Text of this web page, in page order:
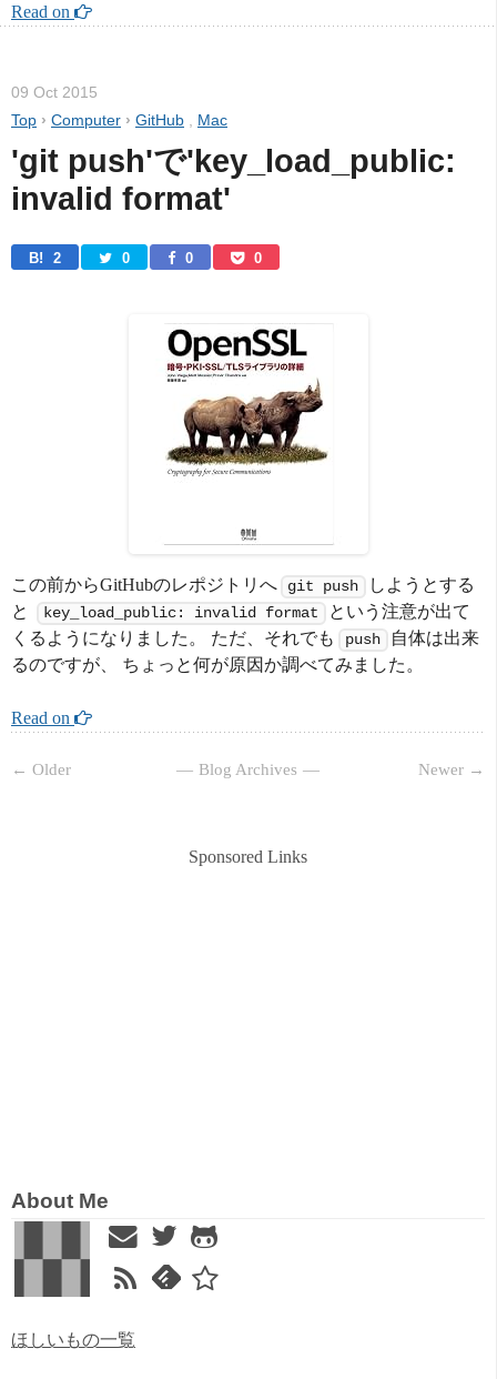
Read on
09 Oct 2015
Top › Computer › GitHub Mac
'git push'で'key_load_public:
invalid format'
B! 2 0 0 0
この前からGitHubのレポジトリへ git push
しようとする
と
key_load_public: invalid format
という注意が出て
くるようになりました。 ただ、それでも
push
自体は出来
るのですが、 ちょっと何が原因か調べてみました。
Read on
← Older Blog Archives Newer →
Sponsored Links
About Me
ほしいもの一覧